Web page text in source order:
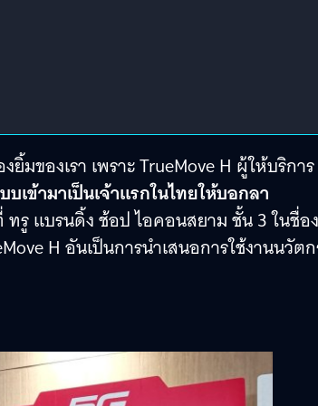
มของเรา เพราะ TrueMove H ผู้ให้บริการ
บเข้ามาเป็นเจ้าแรกในไทยให้บอกลา
รู แบรนดิ้ง ช้อป ไอคอนสยาม ชั้น 3 ในชื่อ
H อันเป็นการนำเสนอการใช้งานนวัต